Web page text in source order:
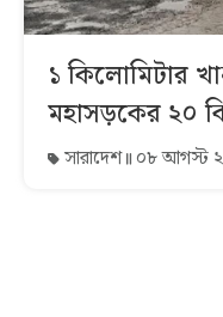
১ কিলোমিটার
মহাসড়কের ২০
সারাদেশ ০৮ আগস্ট